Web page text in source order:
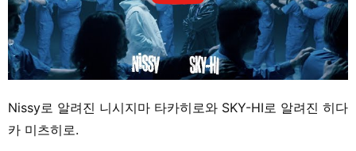
Nissy로 알려진 니시지마 타카히로와 SKY-HI로 알려진 히다
카 미츠히로.